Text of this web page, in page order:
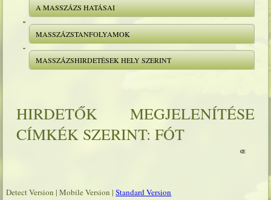
A MASSZÁZS HATÁSAI
MASSZÁZSTANFOLYAMOK
MASSZÁZSHIRDETÉSEK HELY SZERINT
HIRDETŐK MEGJELENÍTÉSE
CÍMKÉK SZERINT: FÓT
Detect Version |Mobile Version |Standard Version